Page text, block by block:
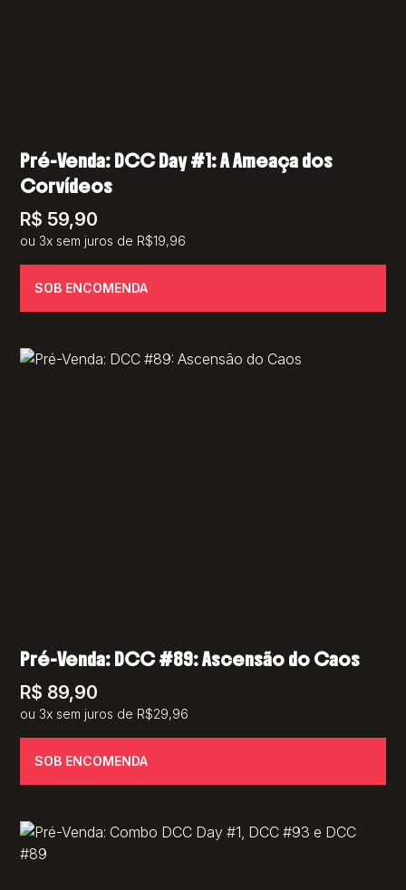
Pré-Venda: DCC Day #1: A Ameaça dos
Corvídeos
R$ 59,90
ou 3x sem juros de R$19,96
SOB ENCOMENDA
Pré-Venda: DCC #89: Ascensão do Caos
R$ 89,90
ou 3x sem juros de R$29,96
SOB ENCOMENDA